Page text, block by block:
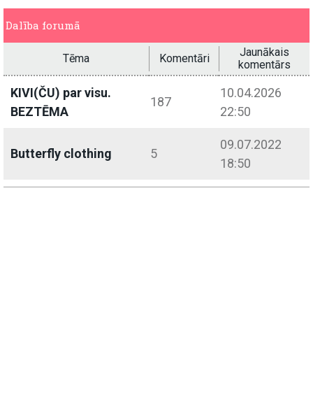
Dalība forumā
Tēma Komentāri
Jaunākais
komentārs
KIVI(ČU) par visu.
BEZTĒMA
187
10.04.2026
22:50
Butterfly clothing 5
09.07.2022
18:50